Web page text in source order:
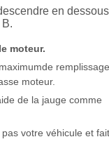
en
moteur.
moteur.
de la jauge comme
votre véhicule et